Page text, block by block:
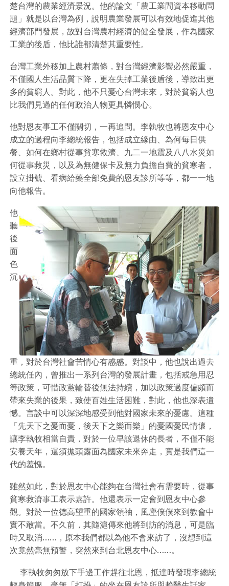
楚台灣的農業經濟景況。他的論文「農工業間資本移動問
題」就是以台灣為例，說明農業發展可以有效地促進其他
經濟部門發展，故對台灣農村經濟的健全發展，作為國家
工業的後盾，他比誰都清楚其重要性。
台灣工業外移加上農村蕭條，對台灣經濟影響必然嚴重，
不僅國人生活品質下降，更在失掉工業後盾後，導致出更
多的貧窮人。對此，他不只憂心台灣未來，對於貧窮人也
比我們見過的任何政治人物更具憐憫心。
他對恩友事工不僅關切，一再追問。李執牧也將恩友中心
成立的過程向李總統報告，包括成立緣由、為何每日供
餐、如何在鄉村從事貧寒救濟、九二一地震及八八水災如
何從事救災，以及為無健保卡及無力負擔自費的貧寒者，
設立掛號、看病給藥全部免費的恩友診所等等，都一一地
向他報告。
他
聽
後
面
色
沉
重，對於台灣社會苦情心有慼慼。對談中，他也說出過去
總統任內，曾推出一系列台灣的發展計畫，包括戒急用忍
等政策，可惜政黨輪替後無法持續，加以政策過度偏頗而
帶來失業的後果，致使百姓生活困難，對此，他也深表遺
憾。言談中可以深深地感受到他對國家未來的憂慮。這種
「先天下之憂而憂，後天下之樂而樂」的憂國憂民情懷，
讓李執牧相當自責，對於一位早該退休的長者，不僅不能
安養天年，還須拋頭露面為國家未來奔走，實是我們這一
代的羞愧。
雖然如此，對於恩友中心能夠在台灣社會有需要時，從事
貧寒救濟事工表示嘉許。他還表示一定會到恩友中心參
觀。對於一位德高望重的國家領袖，風塵僕僕來到教會中
實不敢當。不久前，其隨滬傳來他將到訪的消息，可是臨
時又取消……，原本我們都以為他不會來訪了，沒想到這
次竟然毫無預警，突然來到台北恩友中心……。
李執牧匆匆放下手邊工作趕往北恩，抵達時發現李總統